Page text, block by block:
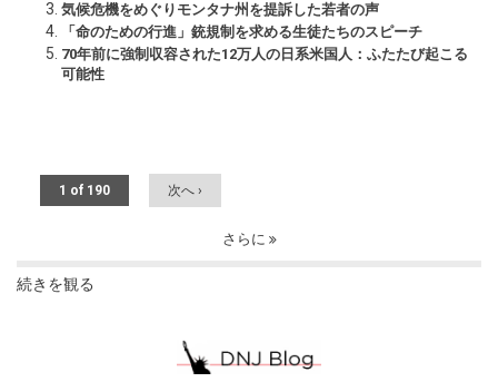
気候危機をめぐりモンタナ州を提訴した若者の声
「命のための行進」銃規制を求める生徒たちのスピーチ
70年前に強制収容された12万人の日系米国人：ふたたび起こる
可能性
1 of 190 次へ ›
さらに
続きを観る